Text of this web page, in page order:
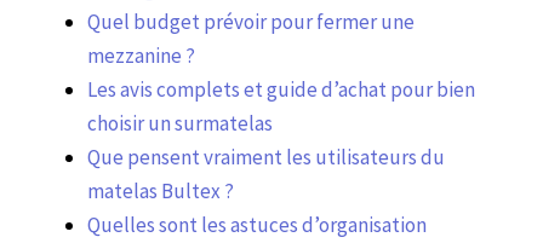
Quel budget prévoir pour fermer une
mezzanine ?
Les avis complets et guide d’achat pour bien
choisir un surmatelas
Que pensent vraiment les utilisateurs du
matelas Bultex ?
Quelles sont les astuces d’organisation